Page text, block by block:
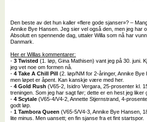
Den beste av det hun kaller «flere gode sjanser»? –
Annike Bye Hansen. Jeg sier vel også den, men jeg har
Absolutt en spennende dag, uttaler Willa som nå har
Danmark.
Her er Willas kommentarer:
-3 Twisted (1. løp, Gina Mathisen) vant jeg på 30. juni.
jeg vet noe om formen nå.
-4 Take A Chill Pill
(2. løp/NM for 2-åringer, Annike Bye
men løpet er åpent. Kan kanskje være med her.
-4 Gold Rush (V65-2, Isidro Vergara, 25-prosenter kl.
treningen. Som jeg har sagt før; dette er en hest jeg
-4 Scytale (V65-4/V4-2, Annette Stjernstrand, 4-
godt løp.
-1 Tambora Queen (V65-5/V4-3, Annike Bye Hansen,
lite minus. Men uansett; en fin sjanse fra et fint startspor.